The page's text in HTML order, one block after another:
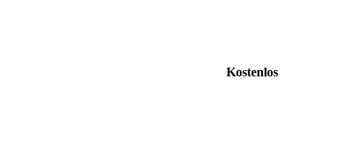
Kostenlos